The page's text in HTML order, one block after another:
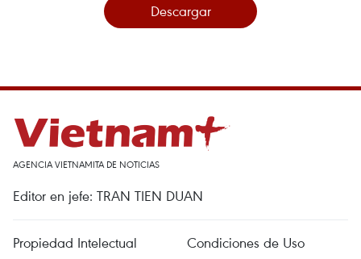
Descargar
AGENCIA VIETNAMITA DE NOTICIAS
Editor en jefe: TRAN TIEN DUAN
Propiedad Intelectual Condiciones de Uso